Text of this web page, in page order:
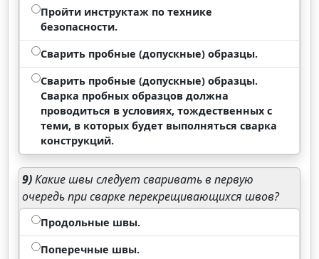
Пройти инструктаж по технике
безопасности.
Сварить пробные (допускные) образцы.
Сварить пробные (допускные) образцы.
Сварка пробных образцов должна
проводиться в условиях, тождественных с
теми, в которых будет выполняться сварка
конструкций.
9)Какие швы следует сваривать в первую
очередь при сварке перекрещивающихся швов?
Продольные швы.
Поперечные швы.